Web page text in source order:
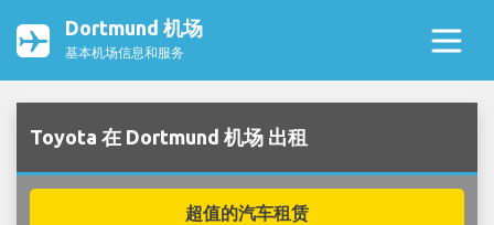
Dortmund 机场
基本机场信息和服务
Toyota 在 Dortmund 机场 出租
超值的汽车租赁